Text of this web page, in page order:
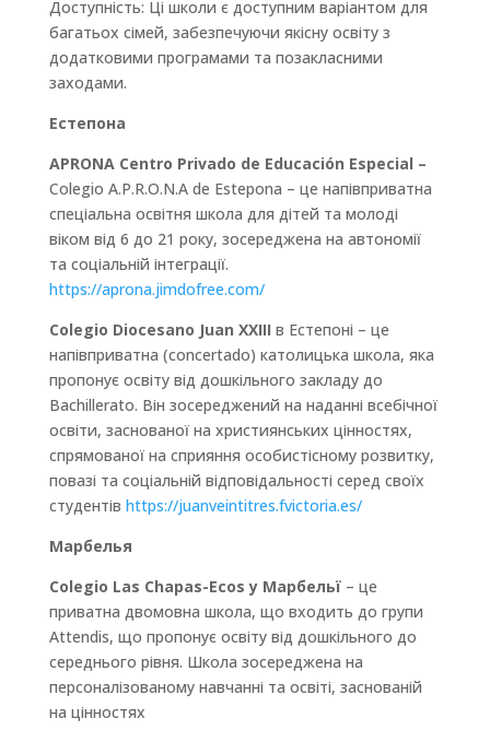
Доступність: Ці школи є доступним варіантом для
багатьох сімей, забезпечуючи якісну освіту з
додатковими програмами та позакласними
заходами.
Естепона
APRONA Centro Privado de Educación Especial –
Colegio A.P.R.O.N.A de Estepona – це напівприватна
спеціальна освітня школа для дітей та молоді
віком від 6 до 21 року, зосереджена на автономії
та соціальній інтеграції.
https://aprona.jimdofree.com/
Colegio Diocesano Juan XXIII в Естепоні – це
напівприватна (concertado) католицька школа, яка
пропонує освіту від дошкільного закладу до
Bachillerato. Він зосереджений на наданні всебічної
освіти, заснованої на християнських цінностях,
спрямованої на сприяння особистісному розвитку,
повазі та соціальній відповідальності серед своїх
студентів https://juanveintitres.fvictoria.es/
Марбелья
Colegio Las Chapas-Ecos у Марбельї– це
приватна двомовна школа, що входить до групи
Attendis, що пропонує освіту від дошкільного до
середнього рівня. Школа зосереджена на
персоналізованому навчанні та освіті, заснованій
на цінностях